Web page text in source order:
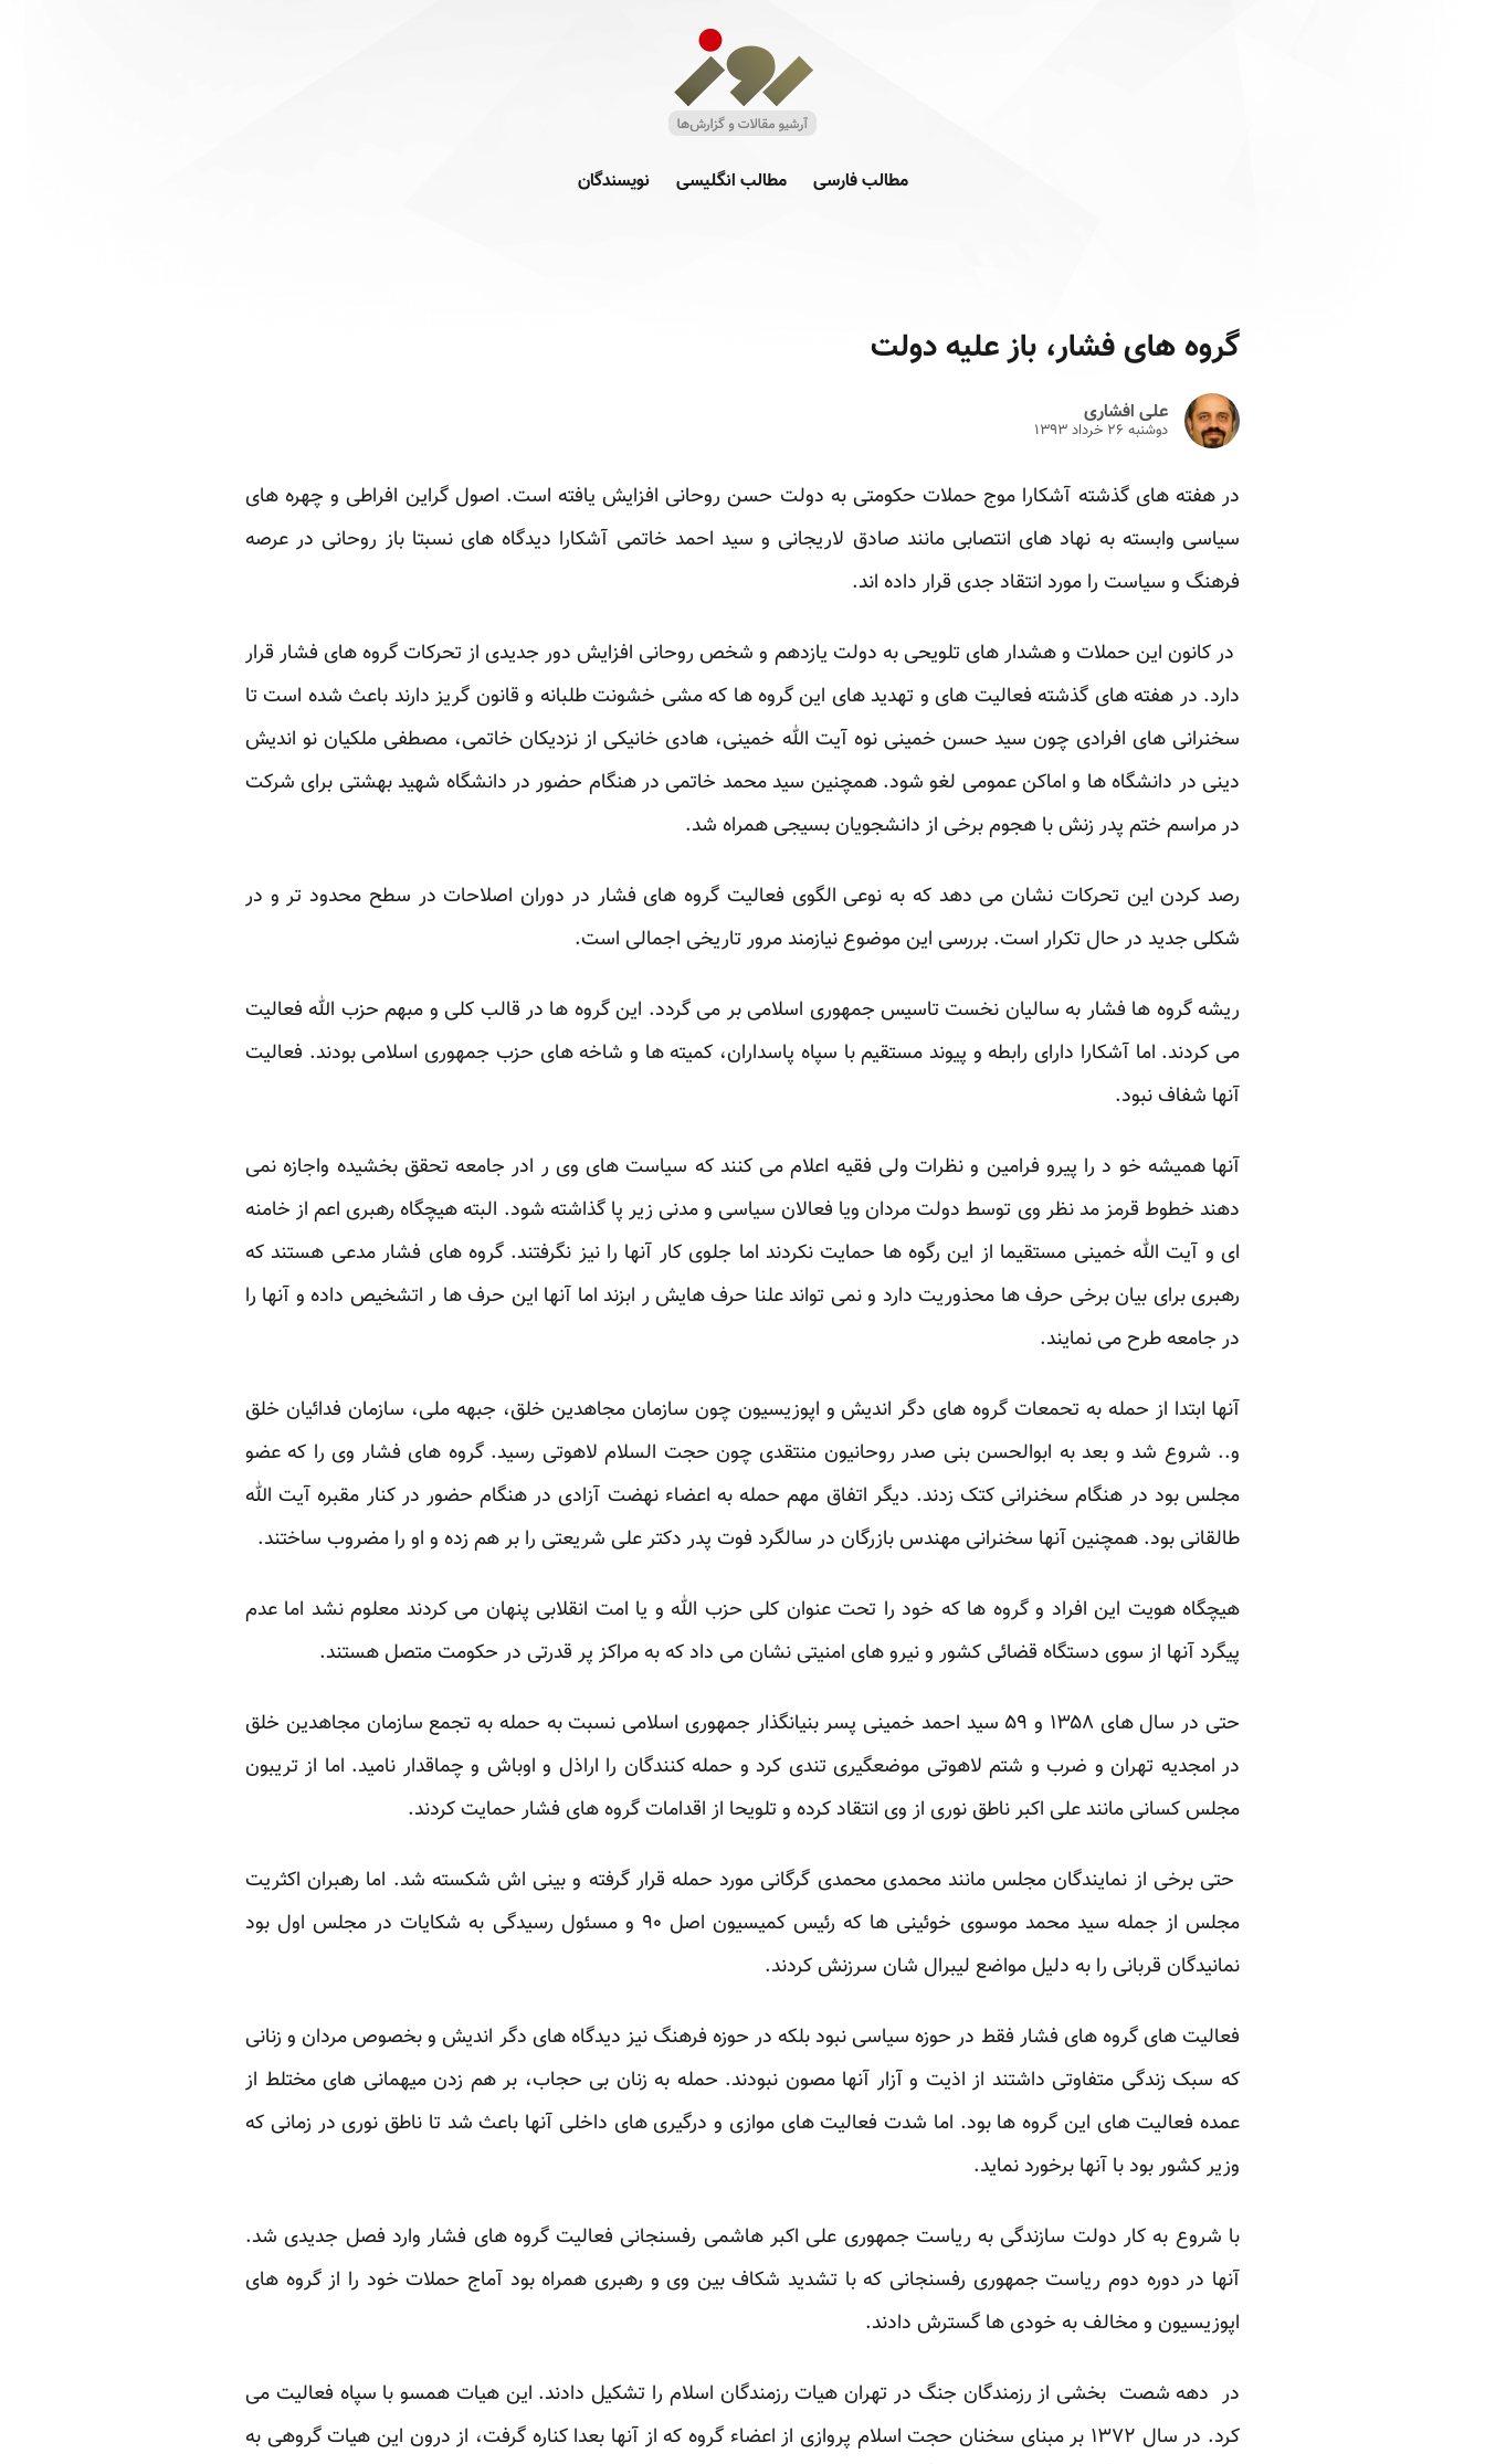
مطالب فارسی مطالب انگلیسی نویسندگان
گروه های فشار، باز علیه دولت
علی افشاری
دوشنبه ۲۶ خرداد ۱۳۹۳
در هفته های گذشته آشکارا موج حملات حکومتی به دولت حسن روحانی افزایش یافته است. اصول گراین افراطی و چهره های
سیاسی وابسته به نهاد های انتصابی مانند صادق لاریجانی و سید احمد خاتمی آشکارا دیدگاه های نسبتا باز روحانی در عرصه
فرهنگ و سیاست را مورد انتقاد جدی قرار داده اند.
در کانون این حملات و هشدار های تلویحی به دولت یازدهم و شخص روحانی افزایش دور جدیدی از تحرکات گروه های فشار قرار
دارد. در هفته های گذشته فعالیت های و تهدید های این گروه ها که مشی خشونت طلبانه و قانون گریز دارند باعث شده است تا
سخنرانی های افرادی چون سید حسن خمینی نوه آیت الله خمینی، هادی خانیکی از نزدیکان خاتمی، مصطفی ملکیان نو اندیش
دینی در دانشگاه ها و اماکن عمومی لغو شود. همچنین سید محمد خاتمی در هنگام حضور در دانشگاه شهید بهشتی برای شرکت
در مراسم ختم پدر زنش با هجوم برخی از دانشجویان بسیجی همراه شد.
رصد کردن این تحرکات نشان می دهد که به نوعی الگوی فعالیت گروه های فشار در دوران اصلاحات در سطح محدود تر و در
شکلی جدید در حال تکرار است. بررسی این موضوع نیازمند مرور تاریخی اجمالی است.
ریشه گروه ها فشار به سالیان نخست تاسیس جمهوری اسلامی بر می گردد. این گروه ها در قالب کلی و مبهم حزب الله فعالیت
می کردند. اما آشکارا دارای رابطه و پیوند مستقیم با سپاه پاسداران، کمیته ها و شاخه های حزب جمهوری اسلامی بودند. فعالیت
آنها شفاف نبود.
آنها همیشه خو د را پیرو فرامین و نظرات ولی فقیه اعلام می کنند که سیاست های وی ر ادر جامعه تحقق بخشیده واجازه نمی
دهند خطوط قرمز مد نظر وی توسط دولت مردان ویا فعالان سیاسی و مدنی زیر پا گذاشته شود. البته هیچگاه رهبری اعم از خامنه
ای و آیت الله خمینی مستقیما از این رگوه ها حمایت نکردند اما جلوی کار آنها را نیز نگرفتند. گروه های فشار مدعی هستند که
رهبری برای بیان برخی حرف ها محذوریت دارد و نمی تواند علنا حرف هایش ر ابزند اما آنها این حرف ها ر اتشخیص داده و آنها را
در جامعه طرح می نمایند.
آنها ابتدا از حمله به تحمعات گروه های دگر اندیش و اپوزیسیون چون سازمان مجاهدین خلق، جبهه ملی، سازمان فدائیان خلق
و.. شروع شد و بعد به ابوالحسن بنی صدر روحانیون منتقدی چون حجت السلام لاهوتی رسید. گروه های فشار وی را که عضو
مجلس بود در هنگام سخنرانی کتک زدند. دیگر اتفاق مهم حمله به اعضاء نهضت آزادی در هنگام حضور در کنار مقبره آیت الله
طالقانی بود. همچنین آنها سخنرانی مهندس بازرگان در سالگرد فوت پدر دکتر علی شریعتی را بر هم زده و او را مضروب ساختند.
هیچگاه هویت این افراد و گروه ها که خود را تحت عنوان کلی حزب الله و یا امت انقلابی پنهان می کردند معلوم نشد اما عدم
پیگرد آنها از سوی دستگاه قضائی کشور و نیرو های امنیتی نشان می داد که به مراکز پر قدرتی در حکومت متصل هستند.
حتی در سال های ۱۳۵۸ و ۵۹ سید احمد خمینی پسر بنیانگذار جمهوری اسلامی نسبت به حمله به تجمع سازمان مجاهدین خلق
در امجدیه تهران و ضرب و شتم لاهوتی موضعگیری تندی کرد و حمله کنندگان را اراذل و اوباش و چماقدار نامید. اما از تریبون
مجلس کسانی مانند علی اکبر ناطق نوری از وی انتقاد کرده و تلویحا از اقدامات گروه های فشار حمایت کردند.
حتی برخی از نمایندگان مجلس مانند محمدی محمدی گرگانی مورد حمله قرار گرفته و بینی اش شکسته شد. اما رهبران اکثریت
مجلس از جمله سید محمد موسوی خوئینی ها که رئیس کمیسیون اصل ۹۰ و مسئول رسیدگی به شکایات در مجلس اول بود
نمانیدگان قربانی را به دلیل مواضع لیبرال شان سرزنش کردند.
فعالیت های گروه های فشار فقط در حوزه سیاسی نبود بلکه در حوزه فرهنگ نیز دیدگاه های دگر اندیش و بخصوص مردان و زنانی
که سبک زندگی متفاوتی داشتند از اذیت و آزار آنها مصون نبودند. حمله به زنان بی حجاب، بر هم زدن میهمانی های مختلط از
عمده فعالیت های این گروه ها بود. اما شدت فعالیت های موازی و درگیری های داخلی آنها باعث شد تا ناطق نوری در زمانی که
وزیر کشور بود با آنها برخورد نماید.
با شروع به کار دولت سازندگی به ریاست جمهوری علی اکبر هاشمی رفسنجانی فعالیت گروه های فشار وارد فصل جدیدی شد.
آنها در دوره دوم ریاست جمهوری رفسنجانی که با تشدید شکاف بین وی و رهبری همراه بود آماج حملات خود را از گروه های
اپوزیسیون و مخالف به خودی ها گسترش دادند.
در دهه شصت بخشی از رزمندگان جنگ در تهران هیات رزمندگان اسلام را تشکیل دادند. این هیات همسو با سپاه فعالیت می
کرد. در سال ۱۳۷۲ بر مبنای سخنان حجت اسلام پروازی از اعضاء گروه که از آنها بعدا کناره گرفت، از درون این هیات گروهی به